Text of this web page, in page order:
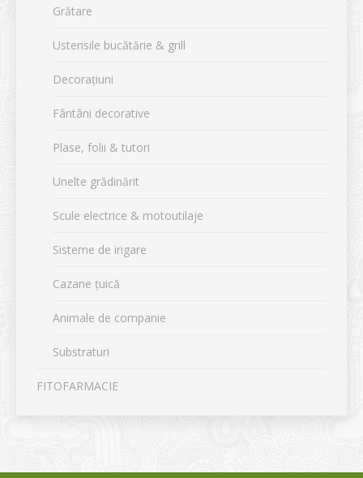
Grătare
Ustensile bucătărie & grill
Decorațiuni
Fântâni decorative
Plase, folii & tutori
Unelte grădinărit
Scule electrice & motoutilaje
Sisteme de irigare
Cazane țuică
Animale de companie
Substraturi
FITOFARMACIE